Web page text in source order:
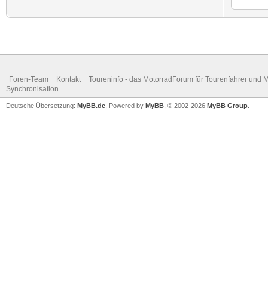
Foren-Team Kontakt
Toureninfo - das MotorradForum für Tourenfahrer und
Synchronisation
Deutsche Übersetzung: MyBB.de , Powered by MyBB , © 2002-2026 MyBB Group